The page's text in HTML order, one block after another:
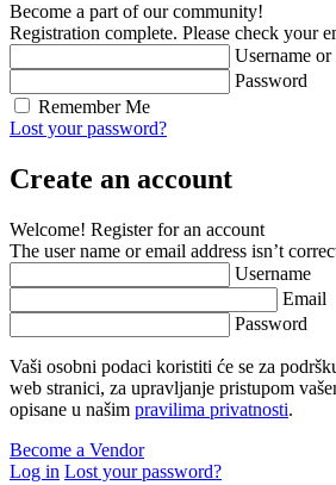
Become a part of our community!
Registration complete. Please check your
Username
Password
Remember Me
Lost your password?
Create an account
Welcome! Register for an account
The user name or email address isn’t
Username
Email
Password
Vaši osobni podaci koristiti će se za
web stranici, za upravljanje pristupom
opisane u našim pravilima privatnosti.
Become a Vendor
Log in Lost your password?